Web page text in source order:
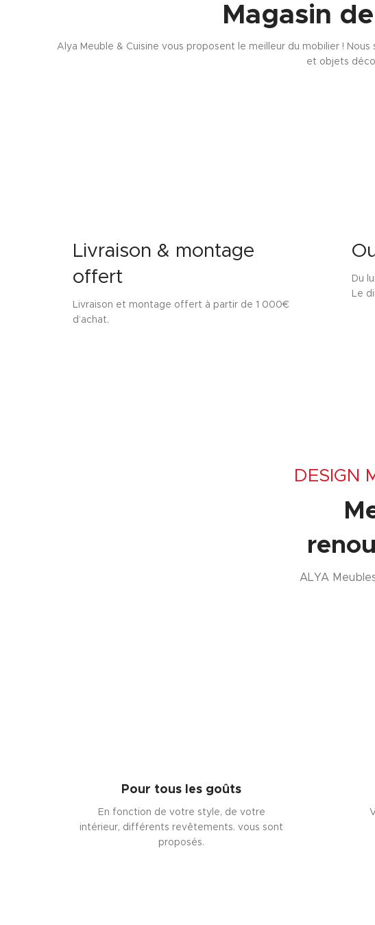
Magasin
Alya Meuble & Cuisine vous proposent le meilleur du mobilier !
et objets
Livraison & montage
offert
Livraison et montage offert à partir de 1 000€
d’achat.
Du
Le
DESIGN
ALYA
Pour tous les goûts
En fonction de votre style, de votre
intérieur, différents revêtements. vous sont
proposés.